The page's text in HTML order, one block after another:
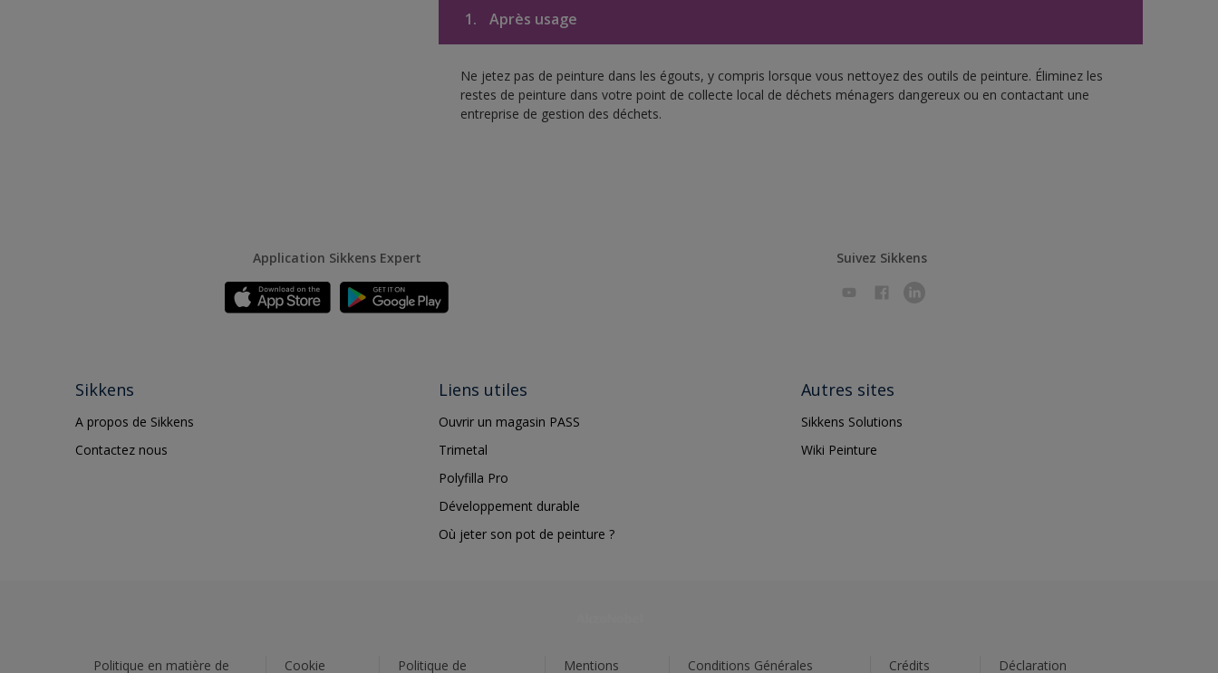
1. Après usage
Ne jetez pas de peinture dans les égouts, y compris lorsque vous nettoyez des outils de peinture. Éliminez les
restes de peinture dans votre point de collecte local de déchets ménagers dangereux ou en contactant une
entreprise de gestion des déchets.
Application Sikkens Expert Suivez Sikkens
Sikkens
A propos de Sikkens
Contactez nous
Liens utiles
Ouvrir un magasin PASS
Trimetal
Polyfilla Pro
Développement durable
Où jeter son pot de peinture ?
Autres sites
Sikkens Solutions
Wiki Peinture
Politique en matière de Cookie Politique de Mentions Conditions Générales Crédits Déclaration